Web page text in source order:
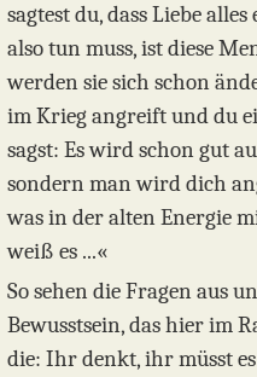
sagtest du, dass Liebe
also tun muss, ist diese
werden sie sich schon
im Krieg angreift und du
sagst: Es wird schon gut
sondern man wird dich
was in der alten Energie
weiß es ...«
So sehen die Fragen aus
Bewusstsein, das hier im
die: Ihr denkt, ihr müsst